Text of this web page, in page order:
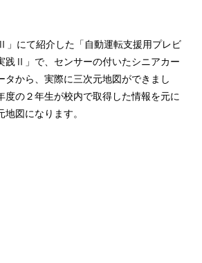
」にて紹介した「自動運転支援用プレビ
践Ⅱ」で、センサーの付いたシニアカー
タから、実際に三次元地図ができまし
度の２年生が校内で取得した情報を元に
図になります。